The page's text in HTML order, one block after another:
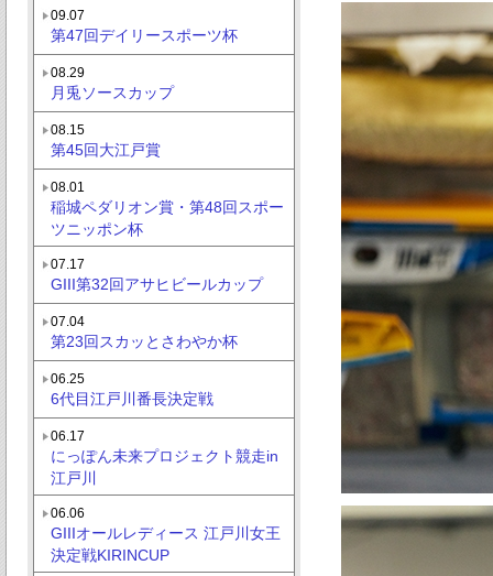
09.07
第47回デイリースポーツ杯
08.29
月兎ソースカップ
08.15
第45回大江戸賞
08.01
稲城ペダリオン賞・第48回スポー
ツニッポン杯
07.17
GIII第32回アサヒビールカップ
07.04
第23回スカッとさわやか杯
06.25
6代目江戸川番長決定戦
06.17
にっぽん未来プロジェクト競走in
江戸川
06.06
GIIIオールレディース 江戸川女王
決定戦KIRINCUP